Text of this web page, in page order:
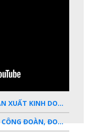
MTS: BÁO CÁO CÔNG TÁC SẢN XUẤT KINH DOANH 2025
TỔNG KẾT CÔNG TÁC ĐẢNG, CÔNG ĐOÀN, ĐOÀN THANH NIÊN 2025